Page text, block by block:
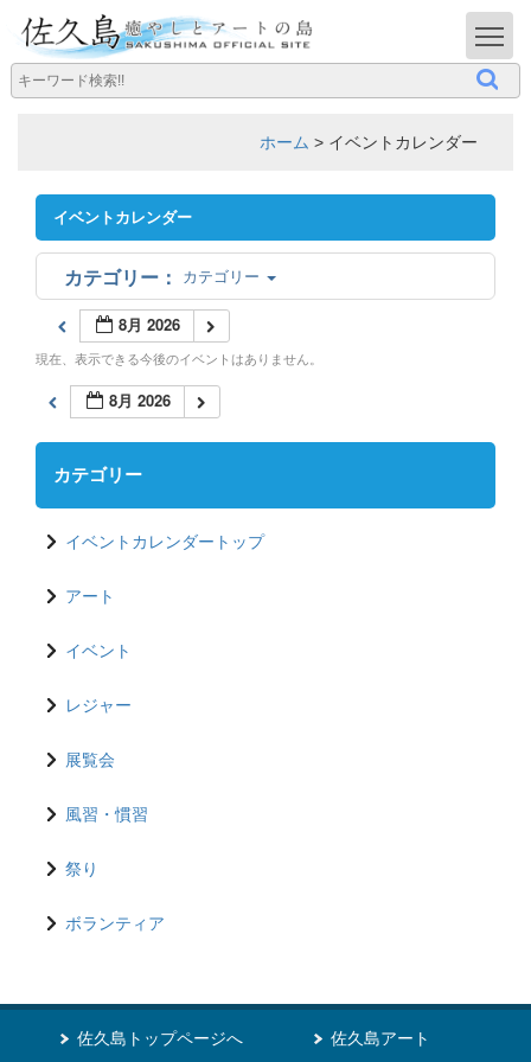
ホーム > イベントカレンダー
イベントカレンダー
カテゴリー
8月 2026
現在、表示できる今後のイベントはありません。
8月 2026
カテゴリー
イベントカレンダートップ
アート
イベント
レジャー
展覧会
風習・慣習
祭り
ボランティア
佐久島トップページへ 佐久島アート